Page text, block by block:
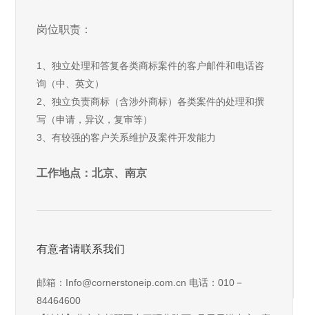
岗位职责：
1、独立处理和答复各类商标案件的客户邮件和电话咨
询（中、英文）
2、独立负责商标（含涉外商标）各类案件的处理和撰
写（申请，异议，复审等）
3、有较强的客户关系维护及案件开发能力
工作地点：北京、南京
有意者请联系我们
邮箱：Info@cornerstoneip.com.cn 电话：010－
84464600